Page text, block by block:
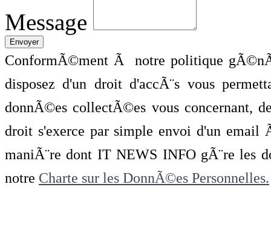
Message
ConformÃ©ment Ã notre politique
disposez d'un droit d'accÃ¨s vous
donnÃ©es collectÃ©es vous concernant,
droit s'exerce par simple envoi d'un
maniÃ¨re dont IT NEWS INFO gÃ¨re les
notre Charte sur les DonnÃ©es Personnelles.